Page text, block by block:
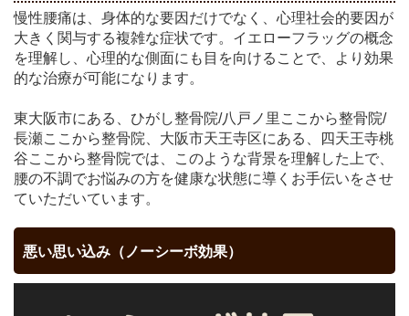
慢性腰痛は、身体的な要因だけでなく、心理社会的要因が
大きく関与する複雑な症状です。イエローフラッグの概念
を理解し、心理的な側面にも目を向けることで、より効果
的な治療が可能になります。
東大阪市にある、ひがし整骨院/八戸ノ里ここから整骨院/
長瀬ここから整骨院、大阪市天王寺区にある、四天王寺桃
谷ここから整骨院では、このような背景を理解した上で、
腰の不調でお悩みの方を健康な状態に導くお手伝いをさせ
ていただいています。
悪い思い込み（ノーシーボ効果）